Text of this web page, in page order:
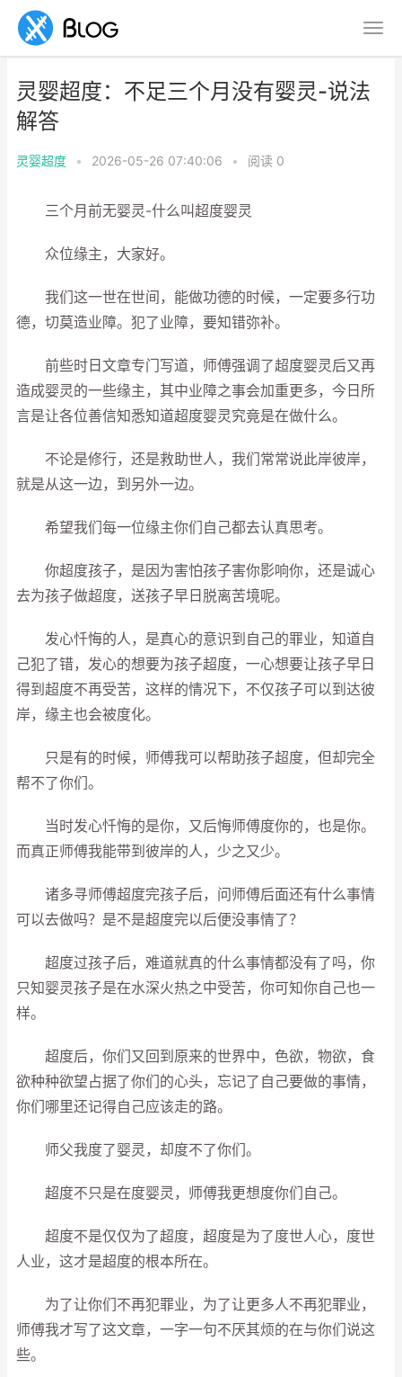
灵婴超度：不足三个月没有婴灵-说法
解答
灵婴超度 • 2026-05-26 07:40:06 • 阅读 0
三个月前无婴灵-什么叫超度婴灵
众位缘主，大家好。
我们这一世在世间，能做功德的时候，一定要多行功
德，切莫造业障。犯了业障，要知错弥补。
前些时日文章专门写道，师傅强调了超度婴灵后又再
造成婴灵的一些缘主，其中业障之事会加重更多，今日所
言是让各位善信知悉知道超度婴灵究竟是在做什么。
不论是修行，还是救助世人，我们常常说此岸彼岸，
就是从这一边，到另外一边。
希望我们每一位缘主你们自己都去认真思考。
你超度孩子，是因为害怕孩子害你影响你，还是诚心
去为孩子做超度，送孩子早日脱离苦境呢。
发心忏悔的人，是真心的意识到自己的罪业，知道自
己犯了错，发心的想要为孩子超度，一心想要让孩子早日
得到超度不再受苦，这样的情况下，不仅孩子可以到达彼
岸，缘主也会被度化。
只是有的时候，师傅我可以帮助孩子超度，但却完全
帮不了你们。
当时发心忏悔的是你，又后悔师傅度你的，也是你。
而真正师傅我能带到彼岸的人，少之又少。
诸多寻师傅超度完孩子后，问师傅后面还有什么事情
可以去做吗？是不是超度完以后便没事情了？
超度过孩子后，难道就真的什么事情都没有了吗，你
只知婴灵孩子是在水深火热之中受苦，你可知你自己也一
样。
超度后，你们又回到原来的世界中，色欲，物欲，食
欲种种欲望占据了你们的心头，忘记了自己要做的事情，
你们哪里还记得自己应该走的路。
师父我度了婴灵，却度不了你们。
超度不只是在度婴灵，师傅我更想度你们自己。
超度不是仅仅为了超度，超度是为了度世人心，度世
人业，这才是超度的根本所在。
为了让你们不再犯罪业，为了让更多人不再犯罪业，
师傅我才写了这文章，一字一句不厌其烦的在与你们说这
些。